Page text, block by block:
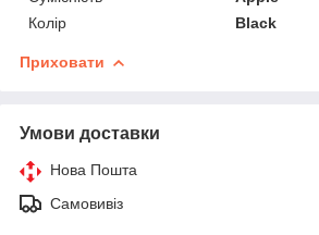
Колір
Black
Приховати
Умови доставки
Нова Пошта
Самовивіз